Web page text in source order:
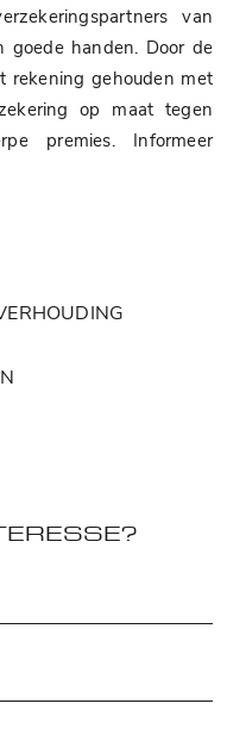
van
handen. Door de
rekening gehouden met
op maat tegen
premies. Informeer